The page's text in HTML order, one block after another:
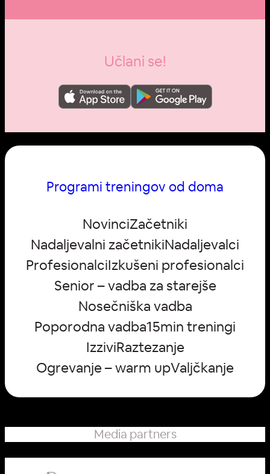
Učlani se!
Programi treningov od doma
NovinciZačetniki
Nadaljevalni začetnikiNadaljevalci
ProfesionalciIzkušeni profesionalci
Senior – vadba za starejše
Nosečniška vadba
Poporodna vadba15min treningi
IzziviRaztezanje
Ogrevanje – warm upValjčkanje
Media partners